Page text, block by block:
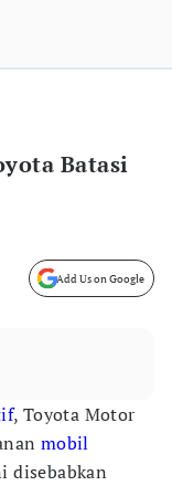
Batasi
Add Us on Google
, Toyota Motor
mobil
disebabkan